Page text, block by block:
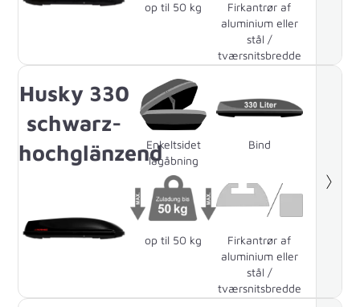
op til 50 kg
Firkantrør af
aluminium eller
stål /
tværsnitsbredde
Husky 330
schwarz-
hochglänzendEnkeltsidet
lågåbning
Bind
op til 50 kg
Firkantrør af
aluminium eller
stål /
tværsnitsbredde